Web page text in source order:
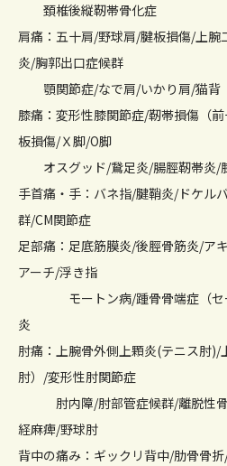
頚椎後縦靭帯骨化症
肩痛：五十肩/野球肩/腱板損傷/上腕
炎/胸郭出口症候群
顎関節症/なで肩/いかり肩/猫背
膝痛：変形性膝関節症/靭帯損傷（
板損傷/Ｘ脚/O脚
オスグッド/鵞足炎/腸脛靭帯炎/膝
手首痛・手：バネ指/腱鞘炎/ドケル
群/CM関節症
足部痛：足底筋膜炎/後脛骨筋炎/ア
アーチ/浮き指
モートン病/踵骨骨端症（セー
炎
肘痛：上腕骨外側上顆炎(テニス肘)/
肘）/変形性肘関節症
肘内障/肘部管症候群/離脱性骨
経麻痺/野球肘
背中の痛み：ギックリ背中/肋骨骨